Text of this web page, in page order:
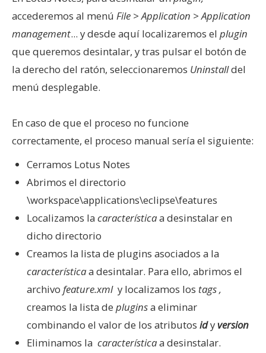
accederemos al menú File > Application > Application
management... y desde aquí localizaremos el plugin
que queremos desintalar, y tras pulsar el botón de
la derecho del ratón, seleccionaremos Uninstalldel
menú desplegable.
En caso de que el proceso no funcione
correctamente, el proceso manual sería el siguiente:
Cerramos Lotus Notes
Abrimos el directorio
\workspace\applications\eclipse\features
Localizamos la característicaa desinstalar en
dicho directorio
Creamos la lista de plugins asociados a la
característicaa desintalar. Para ello, abrimos el
archivo feature.xml y localizamos los tags,
creamos la lista de pluginsa eliminar
combinando el valor de los atributos idyversion
Eliminamos la característicaa desinstalar.